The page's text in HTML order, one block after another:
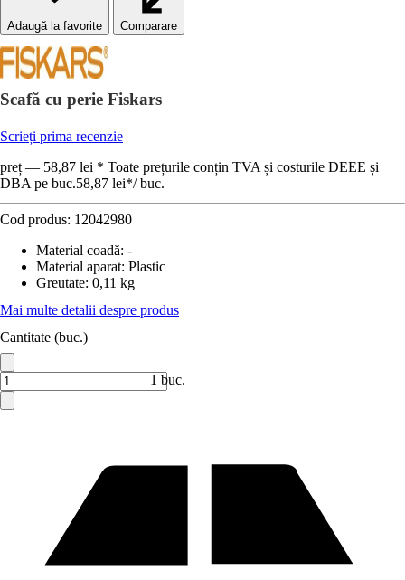
Comparare
Scafă cu perie Fiskars
Scrieți prima recenzie
preț — 58,87 lei * Toate prețurile conțin TVA și costurile DEEE și
DBA pe buc.58,87 lei*/ buc.
Cod produs: 12042980
Material coadă: -
Material aparat: Plastic
Greutate: 0,11 kg
Mai multe detalii despre produs
Cantitate (buc.)
1 buc.